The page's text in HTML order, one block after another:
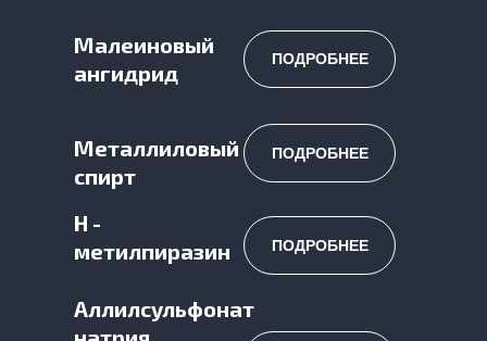
Малеиновый
ангидрид
ПОДРОБНЕЕ
Металлиловый
спирт
ПОДРОБНЕЕ
Н -
метилпиразин
ПОДРОБНЕЕ
Аллилсульфонат